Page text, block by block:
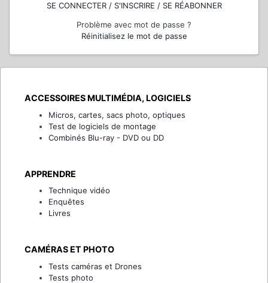
SE CONNECTER / S'INSCRIRE / SE RÉABONNER
Problème avec mot de passe ?
Réinitialisez le mot de passe
ACCESSOIRES MULTIMÉDIA, LOGICIELS
Micros, cartes, sacs photo, optiques
Test de logiciels de montage
Combinés Blu-ray - DVD ou DD
APPRENDRE
Technique vidéo
Enquêtes
Livres
CAMÉRAS ET PHOTO
Tests caméras et Drones
Tests photo